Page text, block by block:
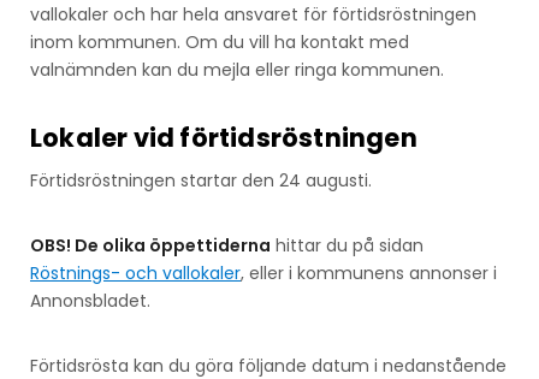
vallokaler och har hela ansvaret för förtidsröstningen
inom kommunen. Om du vill ha kontakt med
valnämnden kan du mejla eller ringa kommunen.
Lokaler vid förtidsröstningen
Förtidsröstningen startar den 24 augusti.
OBS! De olika öppettiderna hittar du på sidan
Röstnings- och vallokaler, eller i kommunens annonser i
Annonsbladet.
Förtidsrösta kan du göra följande datum i nedanstående